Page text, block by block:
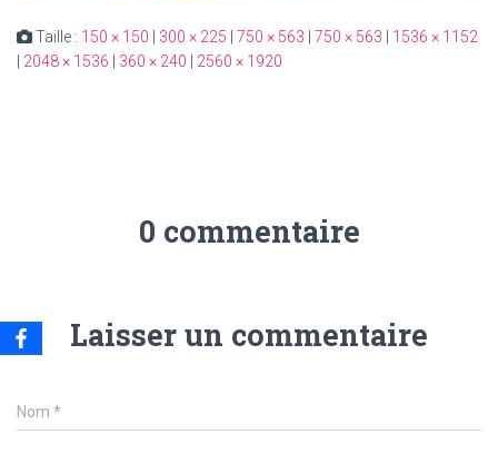
Taille : 150 × 150 | 300 × 225 | 750 × 563 | 750 × 563 | 1536 × 1152
| 2048 × 1536 | 360 × 240 | 2560 × 1920
0 commentaire
Laisser un commentaire
Nom *